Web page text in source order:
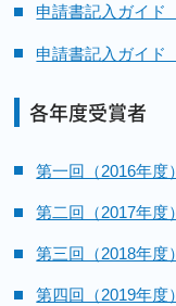
申請書記入ガイド
申請書記入ガイド
各年度受賞者
第一回（2016年度
第二回（2017年度
第三回（2018年度
第四回（2019年度